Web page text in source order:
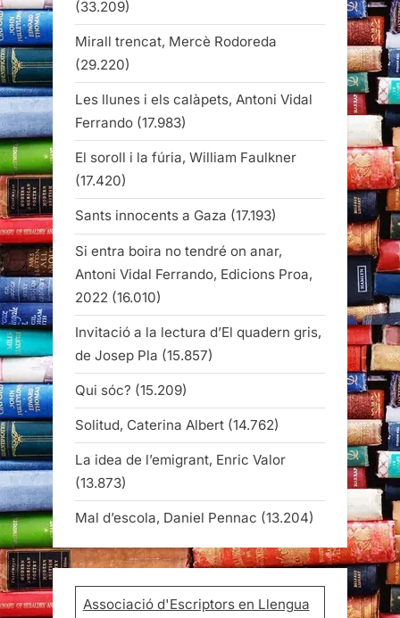
(33.209)
Mirall trencat, Mercè Rodoreda
(29.220)
Les llunes i els calàpets, Antoni Vidal
Ferrando (17.983)
El soroll i la fúria, William Faulkner
(17.420)
Sants innocents a Gaza (17.193)
Si entra boira no tendré on anar,
Antoni Vidal Ferrando, Edicions Proa,
2022 (16.010)
Invitació a la lectura d’El quadern gris,
de Josep Pla (15.857)
Qui sóc? (15.209)
Solitud, Caterina Albert (14.762)
La idea de l’emigrant, Enric Valor
(13.873)
Mal d’escola, Daniel Pennac (13.204)
Associació d'Escriptors en Llengua